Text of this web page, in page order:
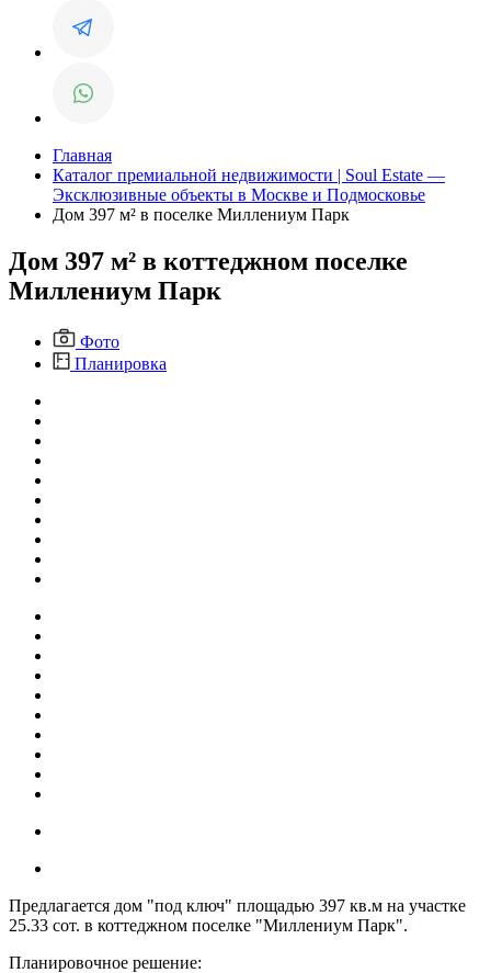
Главная
Каталог премиальной недвижимости | Soul Estate —
Эксклюзивные объекты в Москве и Подмосковье
Дом 397 м² в поселке Миллениум Парк
Дом 397 м² в коттеджном поселке
Миллениум Парк
Фото
Планировка
Предлагается дом "под ключ" площадью 397 кв.м на участке
25.33 сот. в коттеджном поселке "Миллениум Парк".
Планировочное решение: